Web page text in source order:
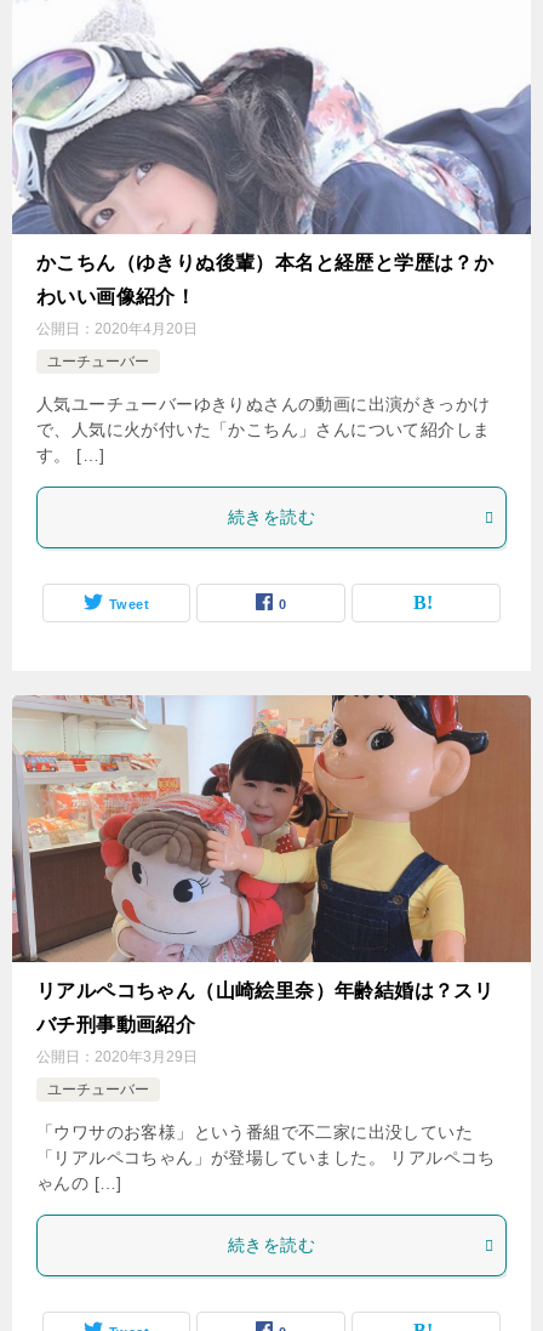
かこちん（ゆきりぬ後輩）本名と経歴と学歴は？か
わいい画像紹介！
公開日： 2020年4月20日
ユーチューバー
人気ユーチューバーゆきりぬさんの動画に出演がきっかけ
で、人気に火が付いた「かこちん」さんについて紹介しま
す。 […]
続きを読む
Tweet 0
リアルペコちゃん（山崎絵里奈）年齢結婚は？スリ
バチ刑事動画紹介
公開日： 2020年3月29日
ユーチューバー
「ウワサのお客様」という番組で不二家に出没していた
「リアルペコちゃん」が登場していました。 リアルペコち
ゃんの […]
続きを読む